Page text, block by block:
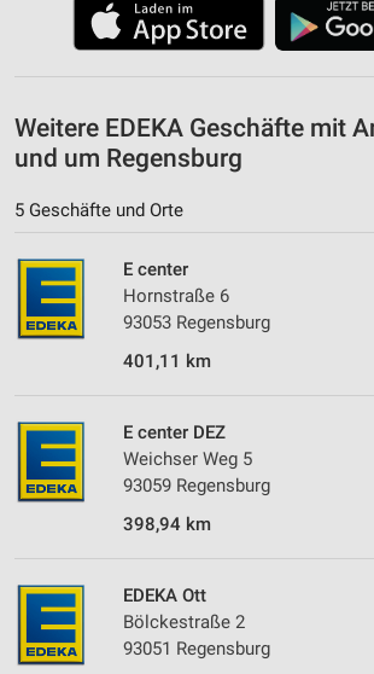
Weitere EDEKA Geschäfte mit
und um Regensburg
5 Geschäfte und Orte
E center
Hornstraße 6
93053 Regensburg
401,11 km
E center DEZ
Weichser Weg 5
93059 Regensburg
398,94 km
EDEKA Ott
Bölckestraße 2
93051 Regensburg
Erstellung von Profilen zur
Verwendung von Profilen zur Auswahl
personalisierter Inhalte
Analyse von Zielgruppen durch Statistiken
Kombinationen von Daten aus
Quellen
Verwendung reduzierter Daten zur Auswahl
Inhalten
IAB-Besonderheiten:
Verwendung genauer Standortdaten
Informationen identifizieren
Nicht-IAB-Verarbeitungszwecke: